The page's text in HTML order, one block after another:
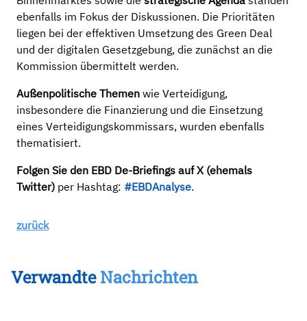
ebenfalls im Fokus der Diskussionen. Die Prioritäten
liegen bei der effektiven Umsetzung des Green Deal
und der digitalen Gesetzgebung, die zunächst an die
Kommission übermittelt werden.
Außenpolitische Themen wie Verteidigung,
insbesondere die Finanzierung und die Einsetzung
eines Verteidigungskommissars, wurden ebenfalls
thematisiert.
Folgen Sie den EBD De-Briefings auf X (ehemals
Twitter) per Hashtag: #EBDAnalyse.
zurück
VerwandteNachrichten